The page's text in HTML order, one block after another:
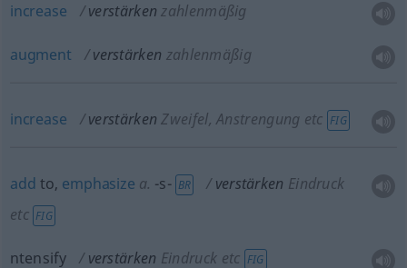
increase verstärken zahlenmäßig
augment verstärken zahlenmäßig
increase verstärken Zweifel, Anstrengung etc FIG
add to, emphasize a. -s- BR verstärken Eindruck
etc FIG
ntensify verstärken Eindruck etc FIG